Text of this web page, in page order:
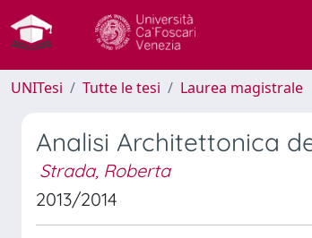
UNITesi Tutte le tesi Laurea magistrale
Analisi Architettonica
Strada, Roberta
2013/2014